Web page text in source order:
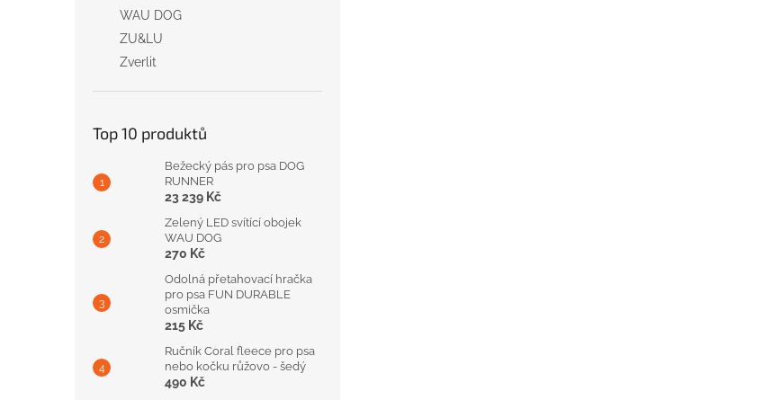
WAU DOG
ZU&LU
Zverlit
Top 10 produktů
Bežecký pás pro psa DOG
RUNNER
23 239 Kč
Zelený LED svítící obojek
WAU DOG
270 Kč
Odolná přetahovací hračka
pro psa FUN DURABLE
osmička
215 Kč
Ručník Coral fleece pro psa
nebo kočku růžovo - šedý
490 Kč